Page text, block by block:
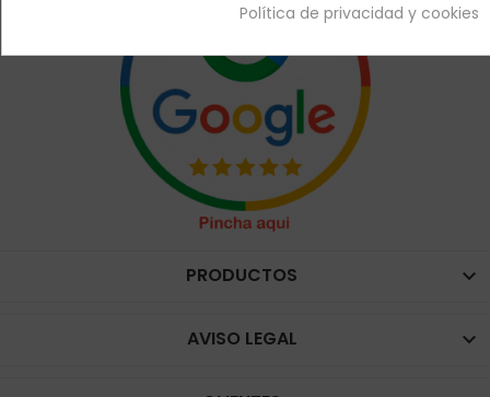
PRODUCTOS 
AVISO LEGAL 
Política de privacidad y cookies